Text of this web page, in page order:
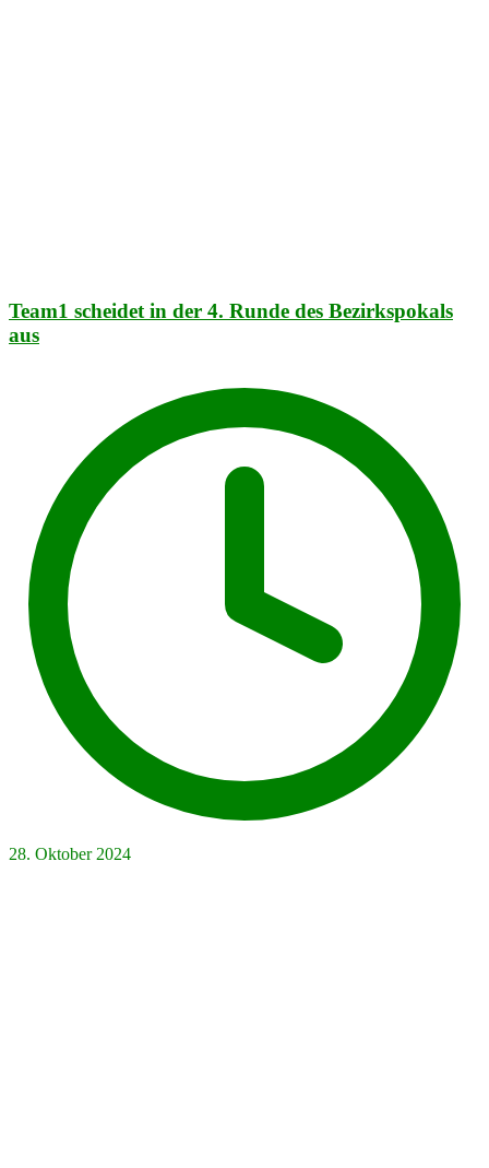
Team1 scheidet in der 4. Runde des Bezirkspokals
aus
28. Oktober 2024